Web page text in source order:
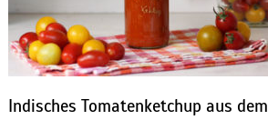
Indisches Tomatenketchup aus dem